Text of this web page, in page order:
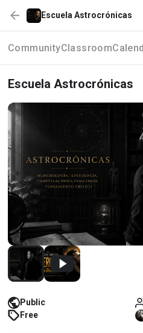
Escuela Astrocrónicas
CommunityClassroom
Escuela Astrocrónicas
Public
Free